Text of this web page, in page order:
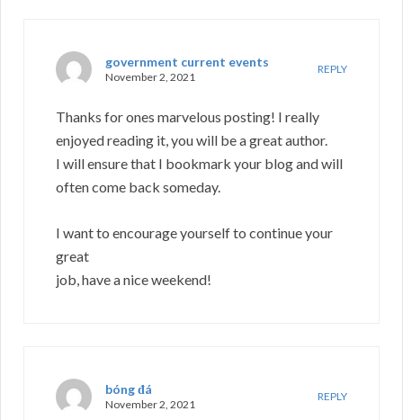
government current events
November 2, 2021
REPLY
Thanks for ones marvelous posting! I really
enjoyed reading it, you will be a great author.
I will ensure that I bookmark your blog and will
often come back someday.
I want to encourage yourself to continue your
great
job, have a nice weekend!
bóng đá
November 2, 2021
REPLY